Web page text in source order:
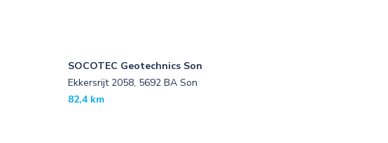
SOCOTEC Geotechnics Son
Ekkersrijt 2058, 5692 BA Son
82,4 km